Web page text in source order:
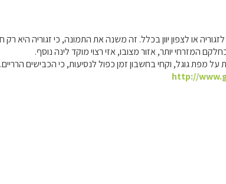
המזרחי יותר, אזור מצובו, אזי רצוי מוקד לינה נוסף.
על מפת גוגל, וקחי בחשבון זמן כפול לנסיעות, כי הכבישים הרריים.
http://